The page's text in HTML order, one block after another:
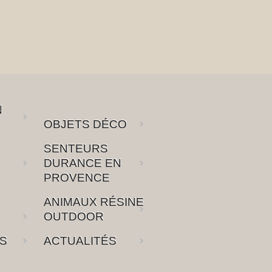
OBJETS DÉCO
SENTEURS
DURANCE EN
PROVENCE
ANIMAUX RÉSINE
OUTDOOR
ACTUALITÉS